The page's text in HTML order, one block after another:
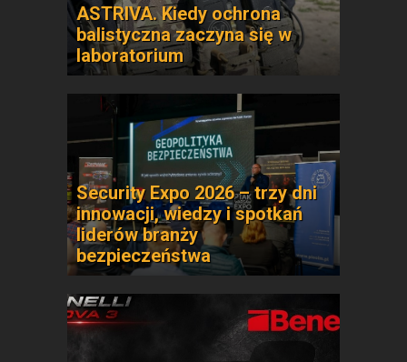
ASTRIVA. Kiedy ochrona
balistyczna zaczyna się w
laboratorium
Security Expo 2026 – trzy dni
innowacji, wiedzy i spotkań
liderów branży
bezpieczeństwa